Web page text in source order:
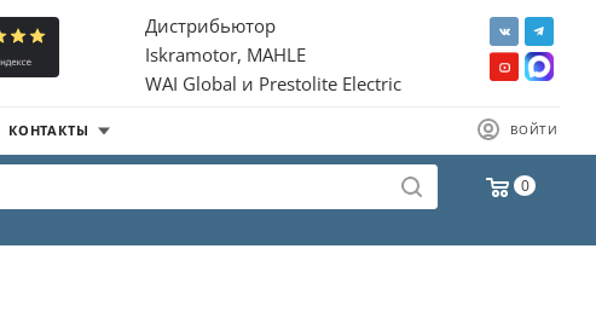
Дистрибьютор
Iskramotor, MAHLE
WAI Global и Prestolite Electric
ВОЙТИ
КОНТАКТЫ
0